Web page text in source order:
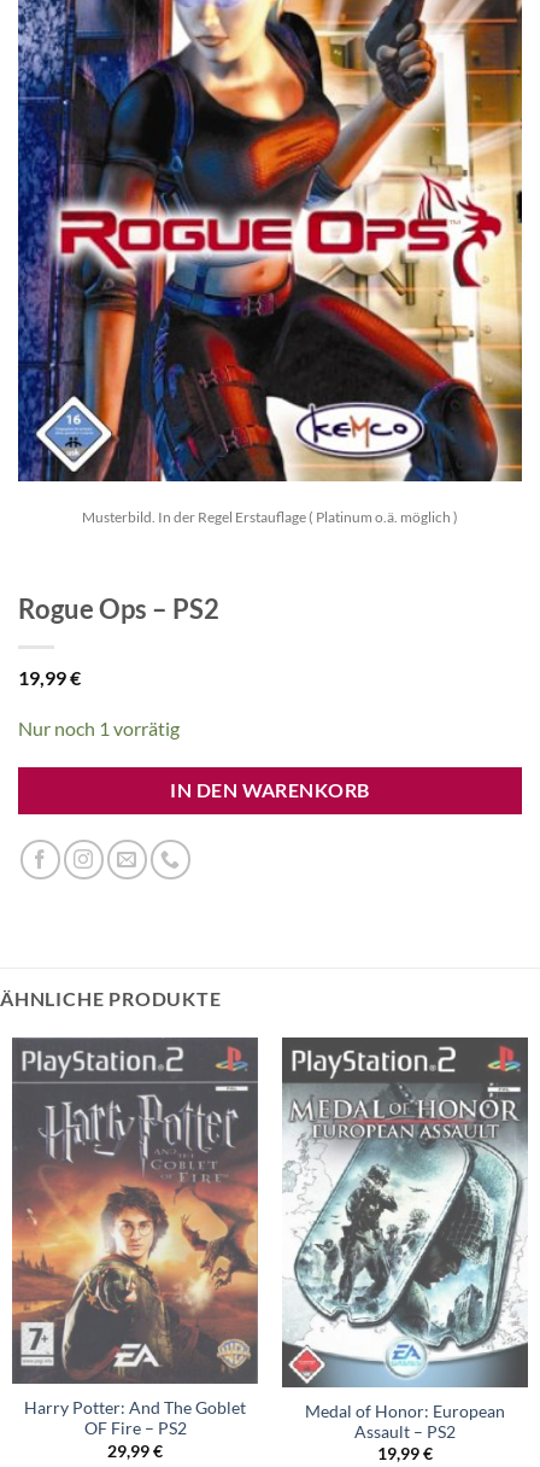
Musterbild. In der Regel Erstauflage ( Platinum o.ä. möglich )
Rogue Ops – PS2
19,99€
Nur noch 1 vorrätig
IN DEN WARENKORB
ÄHNLICHE PRODUKTE
Harry Potter: And The Goblet
OF Fire – PS2
29,99€
Medal of Honor: European
Assault – PS2
19,99€